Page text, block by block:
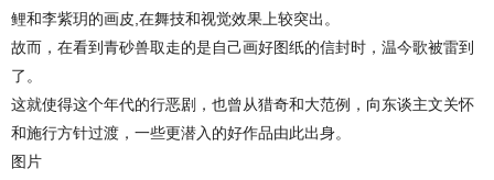
鲤和李紫玥的画皮,在舞技和视觉效果上较突出。
故而，在看到青砂兽取走的是自己画好图纸的信封时，温今歌被雷到
了。
这就使得这个年代的行恶剧，也曾从猎奇和大范例，向东谈主文关怀
和施行方针过渡，一些更潜入的好作品由此出身。
图片